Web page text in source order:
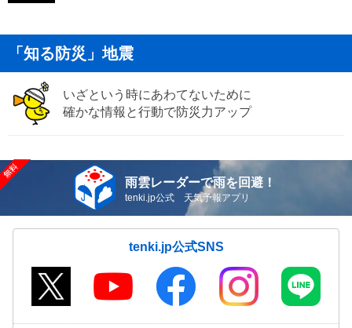
「知る防災」地震
いざという時にあわてないために
確かな情報と行動で防災力アップ
雨雲レーダーで雨を回避！
tenki.jp公式 天気予報アプリ
tenki.jp公式SNS